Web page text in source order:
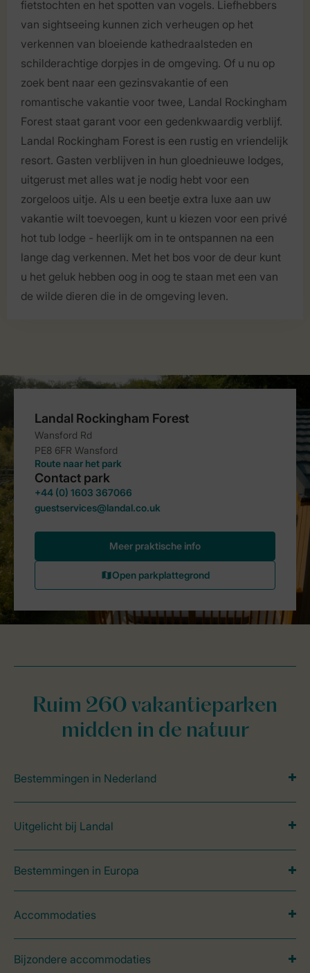
fietstochten en het spotten van vogels. Liefhebbers
van sightseeing kunnen zich verheugen op het
verkennen van bloeiende kathedraalsteden en
schilderachtige dorpjes in de omgeving. Of u nu op
zoek bent naar een gezinsvakantie of een
romantische vakantie voor twee, Landal Rockingham
Forest staat garant voor een gedenkwaardig verblijf.
Landal Rockingham Forest is een rustig en vriendelijk
resort. Gasten verblijven in hun gloednieuwe lodges,
uitgerust met alles wat je nodig hebt voor een
zorgeloos uitje. Als u een beetje extra luxe aan uw
vakantie wilt toevoegen, kunt u kiezen voor een privé
hot tub lodge - heerlijk om in te ontspannen na een
lange dag verkennen. Met het bos voor de deur kunt
u het geluk hebben oog in oog te staan met een van
de wilde dieren die in de omgeving leven.
Ruim 260 vakantieparken
midden in de natuur
Bestemmingen in Nederland
Uitgelicht bij Landal
Bestemmingen in Europa
Accommodaties
Bijzondere accommodaties